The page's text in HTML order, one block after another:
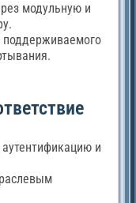
модульную и
поддерживаемого
и